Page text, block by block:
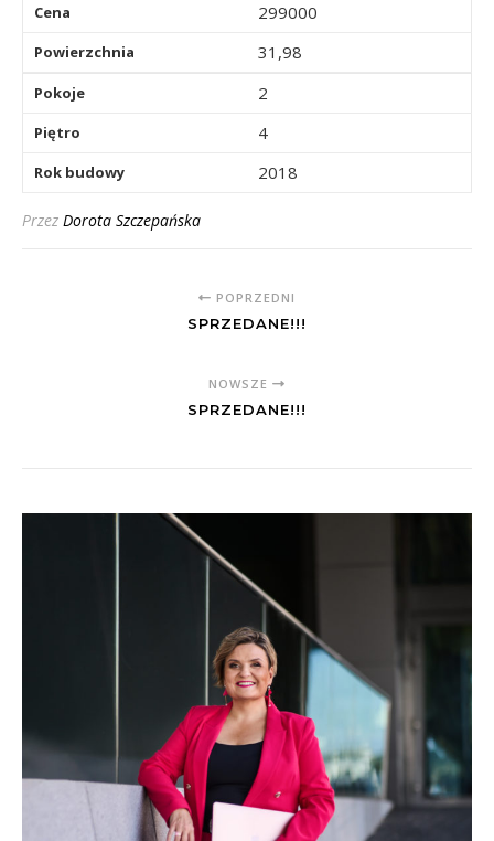
Cena 299000
Powierzchnia 31,98
Pokoje 2
Piętro 4
Rok budowy 2018
Przez Dorota Szczepańska
POPRZEDNI
SPRZEDANE!!!
NOWSZE
SPRZEDANE!!!